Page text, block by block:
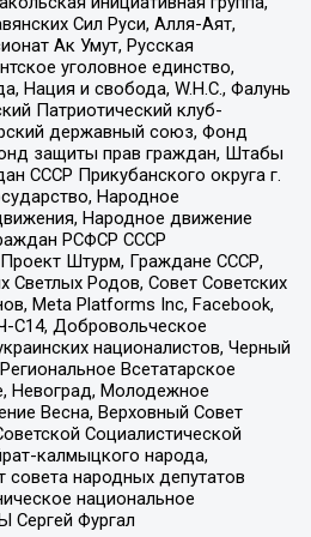
Сил Руси, Алля-Аят,
Ак Умут, Русская
уголовное единство,
Нация и свобода, W.H.С., Фалунь
Патриотический клуб-
державный союз, Фонд
защиты прав граждан, Штабы
СССР Прикубанского округа г.
Народное
Народное движение
РСФСР СССР
Штурм, Граждане СССР,
Родов, Совет Советских
Meta Platforms Inc, Facebook,
С14, Добровольческое
националистов, Черный
Всетатарское
Невоград, Молодежное
Весна, Верховный Совет
Социалистической
калмыцкого народа,
совета народных депутатов
национальное
Сергей Фургал